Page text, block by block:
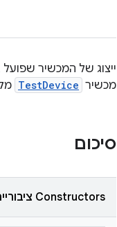
מכשיר TestDevice
סיכום
Constructors ציבוריים